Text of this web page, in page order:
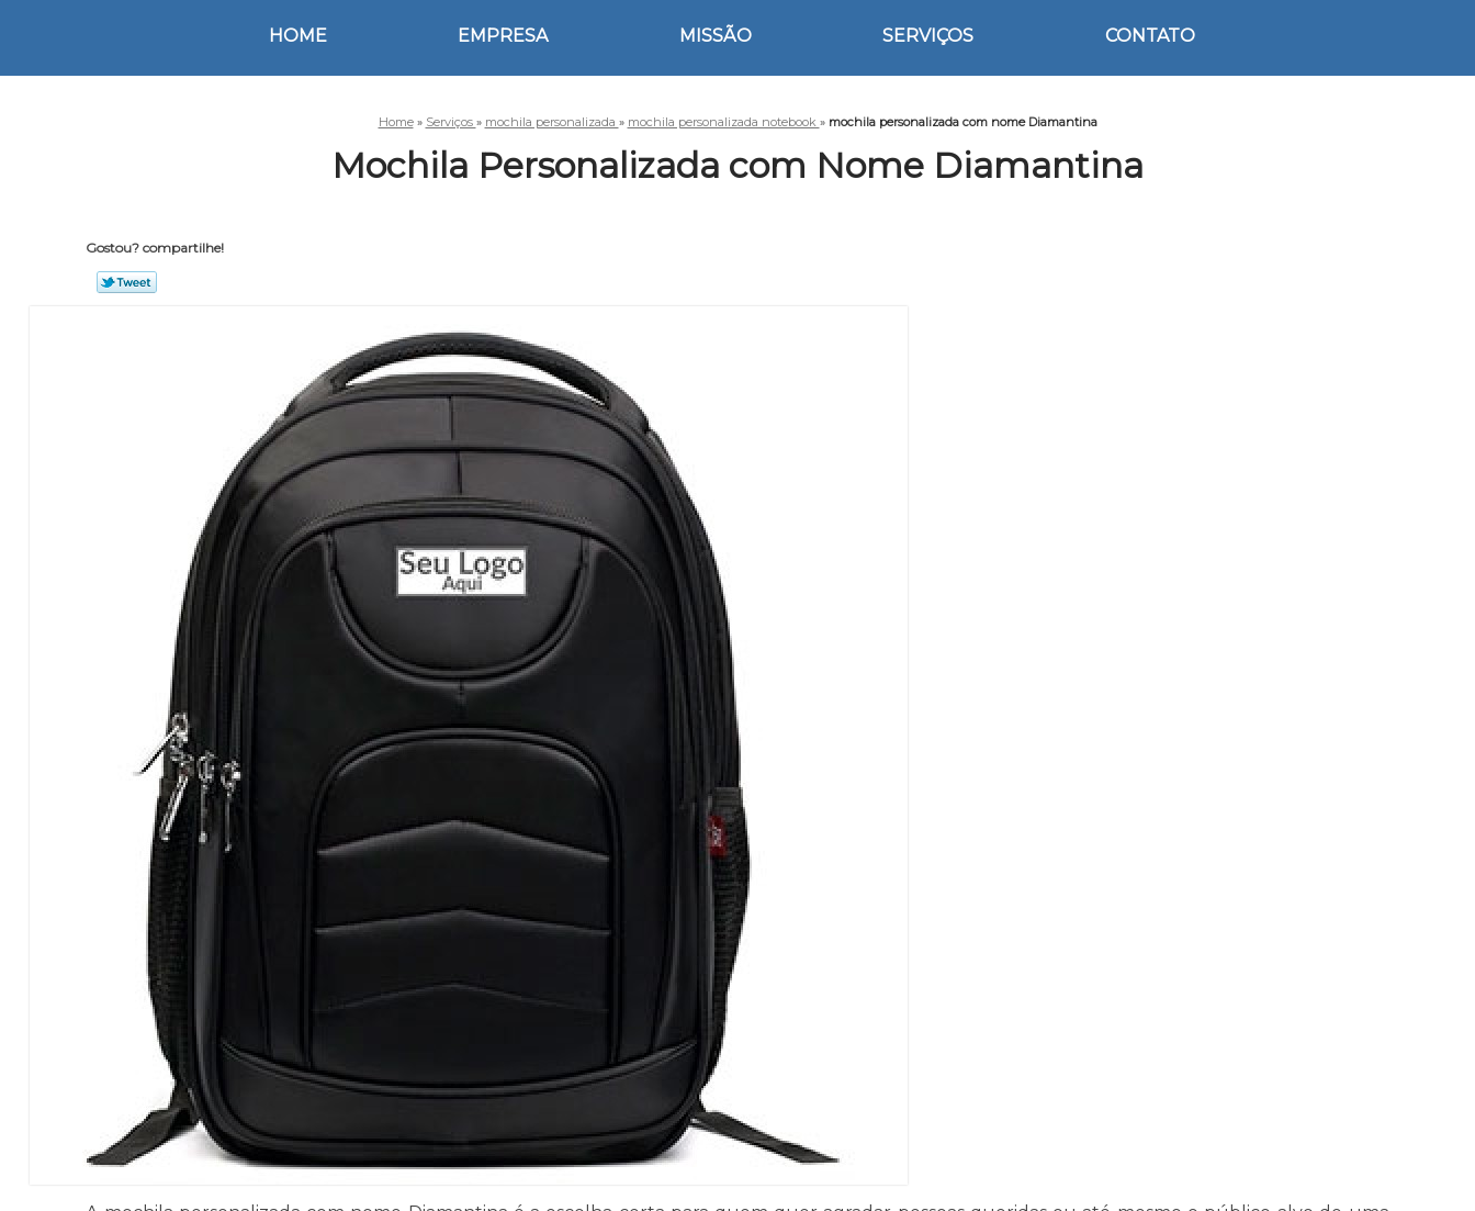
HOME EMPRESA MISSÃO SERVIÇOS CONTATO
Home » Serviços » mochila personalizada » mochila personalizada notebook » mochila personalizada com nome Diamantina
Mochila Personalizada com Nome Diamantina
Gostou? compartilhe!